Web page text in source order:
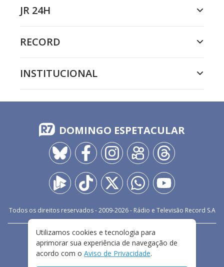
JR 24H
RECORD
INSTITUCIONAL
DOMINGO ESPETACULAR
Todos os direitos reservados - 2009-2026- Rádio e Televisão Record S.A
FALE CONOSCO
PRIVACIDADE
TERMOS E CONDIÇÕES DE USO
Utilizamos cookies e tecnologia para
aprimorar sua experiência de navegação de
acordo com o Aviso de Privacidade.